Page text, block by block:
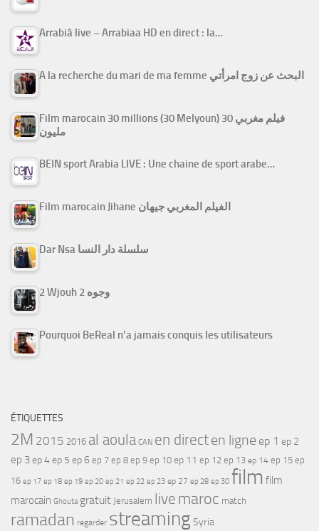
Arrabiâ live – Arrabiaa HD en direct : la…
A la recherche du mari de ma femme البحث عن زوج امرأتي
Film marocain 30 millions (30 Melyoun) فيلم مغربي 30
مليون
BEIN sport Arabia LIVE : Une chaine de sport arabe…
Film marocain Jihane الفيلم المغربي جيهان
Dar Nsa سلسلة دار النسا
2 Wjouh 2 وجوه
Pourquoi BeReal n’a jamais conquis les utilisateurs
ÉTIQUETTES
2M 2015 2016 al aoula CAN en directen ligne ep 1 ep 2
ep 3ep 4ep 5 ep 6 ep 7 ep 8 ep 9 ep 10 ep 11 ep 12 ep 13 ep 14 ep 15 ep
16 ep 17 ep 18 ep 19 ep 20 ep 21 ep 22 ep 23 ep 27 ep 28 ep 30 film film
marocain Ghouta gratuit Jerusalem live maroc match
ramadan regarder streamingSyria